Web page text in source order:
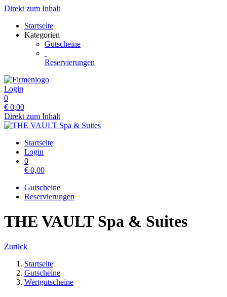
Direkt zum Inhalt
Startseite
Kategorien
Gutscheine
Reservierungen
Login
0
€ 0,00
Direkt zum Inhalt
Startseite
Login
0
€ 0,00
Gutscheine
Reservierungen
THE VAULT Spa & Suites
Zurück
Startseite
Gutscheine
Wertgutscheine